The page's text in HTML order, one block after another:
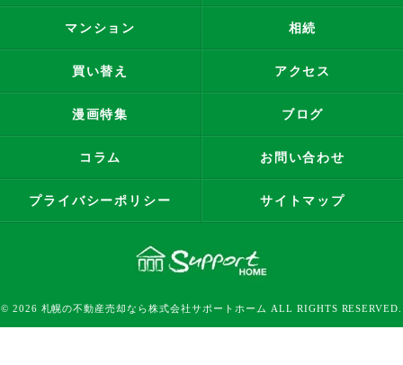
マンション 相続
買い替え アクセス
漫画特集 ブログ
コラム お問い合わせ
プライバシーポリシー サイトマップ
© 2026 札幌の不動産売却なら株式会社サポートホーム ALL RIGHTS RESERVED.